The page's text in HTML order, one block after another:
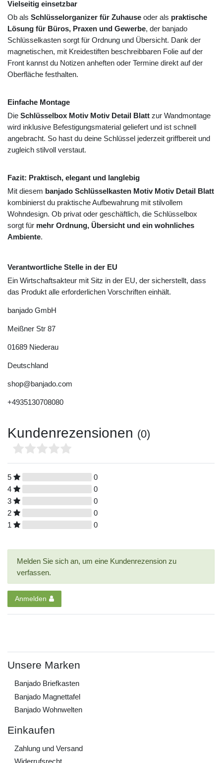
Vielseitig einsetzbar
Ob als Schlüsselorganizer für Zuhause oder als praktische
Lösung für Büros, Praxen und Gewerbe, der banjado
Schlüsselkasten sorgt für Ordnung und Übersicht. Dank der
magnetischen, mit Kreidestiften beschreibbaren Folie auf der
Front kannst du Notizen anheften oder Termine direkt auf der
Oberfläche festhalten.
Einfache Montage
Die Schlüsselbox Motiv Motiv Detail Blatt zur Wandmontage
wird inklusive Befestigungsmaterial geliefert und ist schnell
angebracht. So hast du deine Schlüssel jederzeit griffbereit und
zugleich stilvoll verstaut.
Fazit: Praktisch, elegant und langlebig
Mit diesem banjado Schlüsselkasten Motiv Motiv Detail Blatt
kombinierst du praktische Aufbewahrung mit stilvollem
Wohndesign. Ob privat oder geschäftlich, die Schlüsselbox
sorgt für mehr Ordnung, Übersicht und ein wohnliches
Ambiente.
Verantwortliche Stelle in der EU
Ein Wirtschaftsakteur mit Sitz in der EU, der sicherstellt, dass
das Produkt alle erforderlichen Vorschriften einhält.
banjado GmbH
Meißner Str 87
01689 Niederau
Deutschland
shop@banjado.com
+4935130708080
Kundenrezensionen (0)
5
0
4
0
3
0
2
0
1
0
Melden Sie sich an, um eine Kundenrezension zu
verfassen.
Anmelden
Unsere Marken
Banjado Briefkasten
Banjado Magnettafel
Banjado Wohnwelten
Einkaufen
Zahlung und Versand